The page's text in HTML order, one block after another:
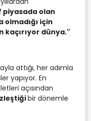
olan
için
kaçırıyor dünya."
attığı, her adımla
yapıyor. En
açısından
bir dönemle